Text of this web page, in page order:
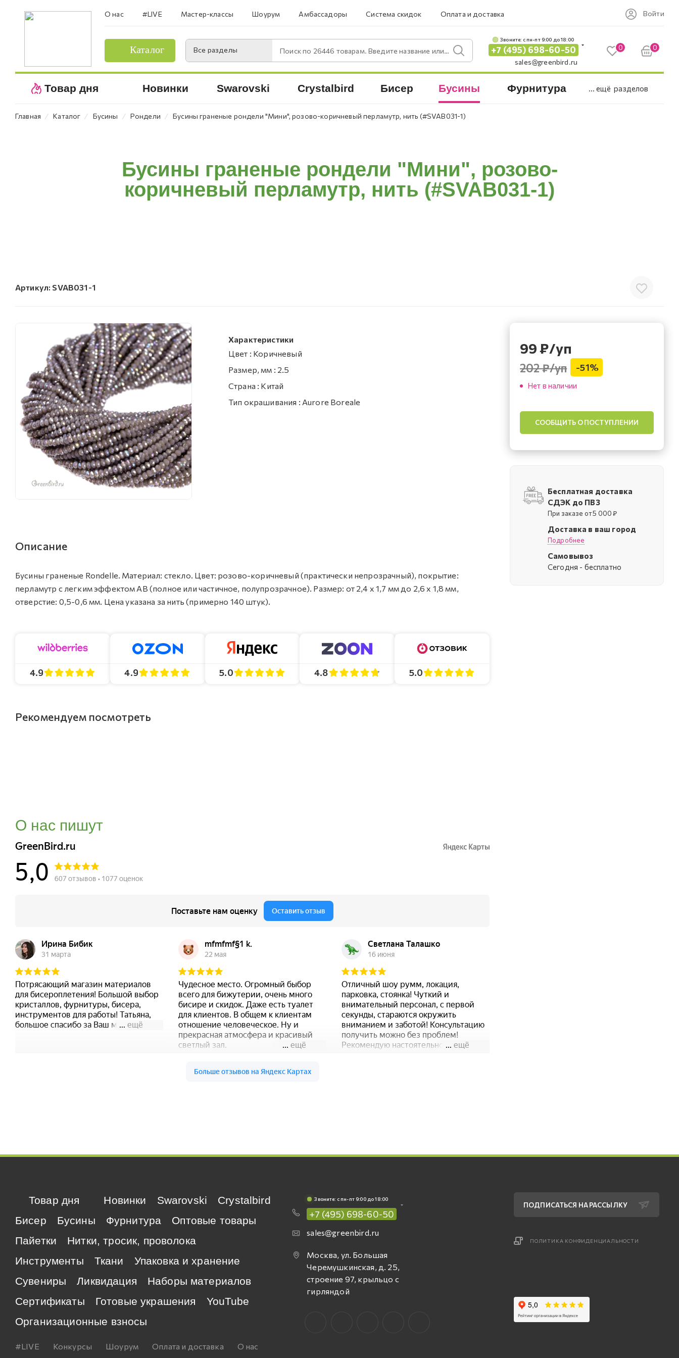
О нас #LIVE Мастер-классы Шоурум Амбассадоры Система скидок Оплата и доставка Войти
Каталог Все разделы Поиск по 26446 товарам. Введите название или артикул.
Звоните: c пн-пт 9:00 до 18:00
+7 (495) 698-60-50
sales@greenbird.ru
0 0
Товар дня Новинки Swarovski Crystalbird Бисер Бусины Фурнитура ... ещё разделов
Главная ⁄ Каталог ⁄ Бусины ⁄ Рондели ⁄ Бусины граненые рондели "Мини", розово-коричневый перламутр, нить (#SVAB031-1)
Бусины граненые рондели "Мини", розово-
коричневый перламутр, нить (#SVAB031-1)
Артикул: SVAB031-1
Характеристики
Цвет : Коричневый
Размер, мм : 2.5
Страна : Китай
Тип окрашивания : Aurore Boreale
Описание
Бусины граненые Rondelle. Материал: стекло. Цвет: розово-коричневый (практически непрозрачный), покрытие:
перламутр с легким эффектом AB (полное или частичное, полупрозрачное). Размер: от 2,4 х 1,7 мм до 2,6 х 1,8 мм,
отверстие: 0,5-0,6 мм. Цена указана за нить (примерно 140 штук).
4.9 4.9 5.0 4.8 5.0
Рекомендуем посмотреть
О нас пишут
99₽/уп
202 ₽/уп -51%
Нет в наличии
СООБЩИТЬ О ПОСТУПЛЕНИИ
Бесплатная доставка
СДЭК до ПВЗ
При заказе от 5 000 ₽
Доставка в ваш город
Подробнее
Самовывоз
Cегодня - бесплатно
Товар дня Новинки Swarovski
Crystalbird
Бисер
Бусины Фурнитура
Оптовые товары
Пайетки
Нитки, тросик, проволока
Инструменты
Ткани
Упаковка и хранение
Сувениры
Ликвидация
Наборы материалов
Сертификаты
Готовые украшения
YouTube
Организационные взносы
#LIVE Конкурсы Шоурум Оплата и доставка О нас
Звоните: c пн-пт 9:00 до 18:00
+7 (495) 698-60-50
sales@greenbird.ru
Москва, ул. Большая
Черемушкинская, д. 25,
строение 97, крыльцо с
гирляндой
ПОДПИСАТЬСЯ НА РАССЫЛКУ
ПОЛИТИКА КОНФИДЕНЦИАЛЬНОСТИ